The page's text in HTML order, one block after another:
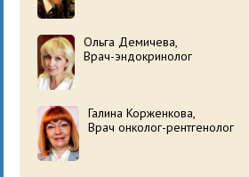
Ольга Демичева,
Врач-эндокринолог
Галина Корженкова,
Врач онколог-рентгенолог